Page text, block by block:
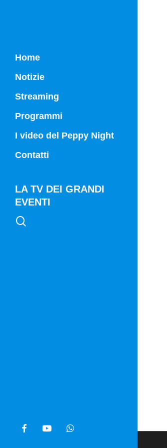
Home
Notizie
Streaming
Programmi
Campania Sport
I video del Peppy Night
Contatti
LA TV DEI GRANDI
EVENTI
facebookyoutubewhatsapp